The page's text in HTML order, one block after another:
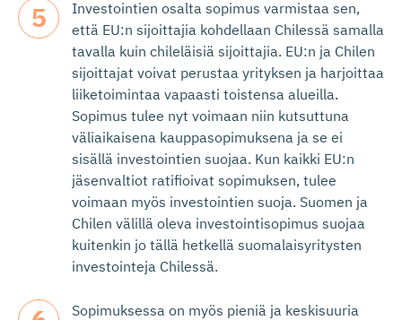
Investointien osalta sopimus varmistaa sen,
että EU:n sijoittajia kohdellaan Chilessä samalla
tavalla kuin chileläisiä sijoittajia. EU:n ja Chilen
sijoittajat voivat perustaa yrityksen ja harjoittaa
liiketoimintaa vapaasti toistensa alueilla.
Sopimus tulee nyt voimaan niin kutsuttuna
väliaikaisena kauppasopimuksena ja se ei
sisällä investointien suojaa. Kun kaikki EU:n
jäsenvaltiot ratifioivat sopimuksen, tulee
voimaan myös investointien suoja. Suomen ja
Chilen välillä oleva investointisopimus suojaa
kuitenkin jo tällä hetkellä suomalaisyritysten
investointeja Chilessä.
Sopimuksessa on myös pieniä ja keskisuuria